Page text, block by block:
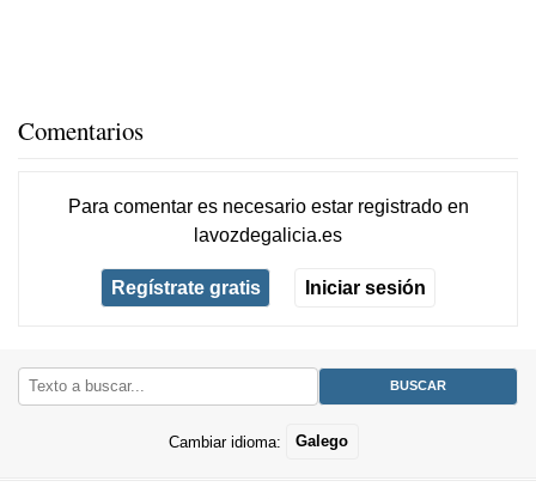
Comentarios
Para comentar es necesario estar registradoen
lavozdegalicia.es
Regístrate gratis Iniciar sesión
Cambiar idioma: Galego